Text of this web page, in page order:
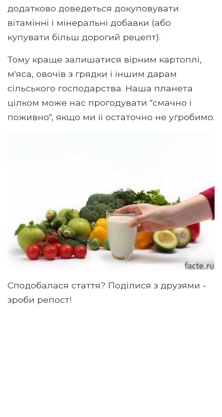
додатково доведеться докуповувати
вітамінні і мінеральні добавки (або
купувати більш дорогий рецепт).
Тому краще залишатися вірним картоплі,
м'яса, овочів з грядки і іншим дарам
сільського господарства. Наша планета
цілком може нас прогодувати "смачно і
поживно", якщо ми її остаточно не угробимо.
Сподобалася стаття? Поділися з друзями -
зроби репост!